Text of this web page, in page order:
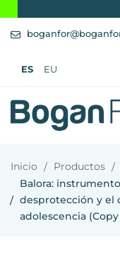
ES EU
Inicio Productos
Balora:
desprotección y el
adolescencia (Copy